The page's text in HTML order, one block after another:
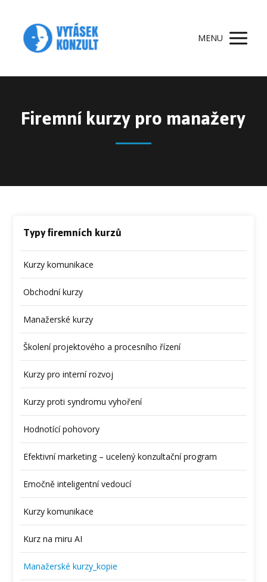
MENU
Firemní kurzy pro manažery
Typy firemních kurzů
Kurzy komunikace
Obchodní kurzy
Manažerské kurzy
Školení projektového a procesního řízení
Kurzy pro interní rozvoj
Kurzy proti syndromu vyhoření
Hodnotící pohovory
Efektivní marketing – ucelený konzultační program
Emočně inteligentní vedoucí
Kurzy komunikace
Kurz na miru AI
Manažerské kurzy_kopie